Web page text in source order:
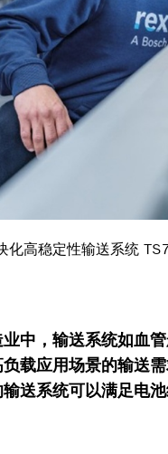
化高稳定性输送系统
中，输送系统如血
载应用场景的输送
送系统可以满足电